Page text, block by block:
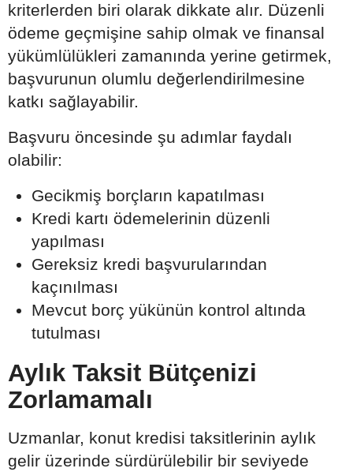
kriterlerden biri olarak dikkate alır. Düzenli
ödeme geçmişine sahip olmak ve finansal
yükümlülükleri zamanında yerine getirmek,
başvurunun olumlu değerlendirilmesine
katkı sağlayabilir.
Başvuru öncesinde şu adımlar faydalı
olabilir:
Gecikmiş borçların kapatılması
Kredi kartı ödemelerinin düzenli
yapılması
Gereksiz kredi başvurularından
kaçınılması
Mevcut borç yükünün kontrol altında
tutulması
Aylık Taksit Bütçenizi
Zorlamamalı
Uzmanlar, konut kredisi taksitlerinin aylık
gelir üzerinde sürdürülebilir bir seviyede